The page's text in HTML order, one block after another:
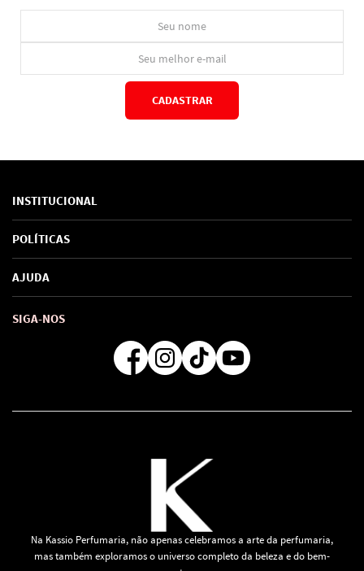
CADASTRAR
INSTITUCIONAL
Sobre Nós
Marcas
SAC de marcas
Como comprar
POLÍTICAS
Política de Privacidade
Troca e Devoluções
Formas de Pagamento
Regra de Frete Grátis
AJUDA
SIGA-NOS
Na Kassio Perfumaria, não apenas celebramos a arte da perfumaria,
mas também exploramos o universo completo da beleza e do bem-